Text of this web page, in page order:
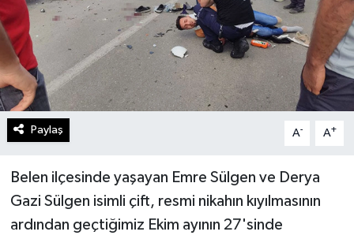
Paylaş A- A+
Belen ilçesinde yaşayan Emre Sülgen ve Derya
Gazi Sülgen isimli çift, resmi nikahın kıyılmasının
ardından geçtiğimiz Ekim ayının 27'sinde